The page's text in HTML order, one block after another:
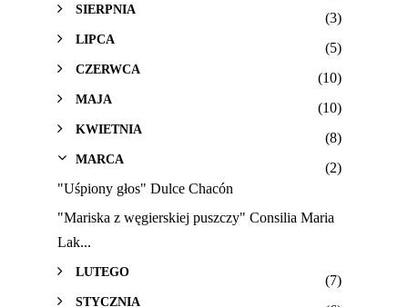
SIERPNIA
(3)
LIPCA
(5)
CZERWCA
(10)
MAJA
(10)
KWIETNIA
(8)
MARCA
(2)
"Uśpiony głos" Dulce Chacón
"Mariska z węgierskiej puszczy" Consilia Maria
Lak...
LUTEGO
(7)
STYCZNIA